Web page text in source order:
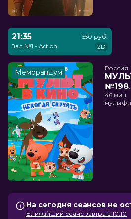
21:35
Зал №1 - Action
550 руб.
2D
Меморандум Россия
№198.
46 мин
На сегодня сеансов не
Ближайший сеанс завтра в 10:10